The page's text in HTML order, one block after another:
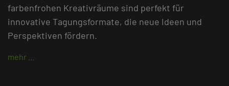
farbenfrohen Kreativräume sind perfekt für
innovative Tagungsformate, die neue Ideen und
Perspektiven fördern.
mehr …